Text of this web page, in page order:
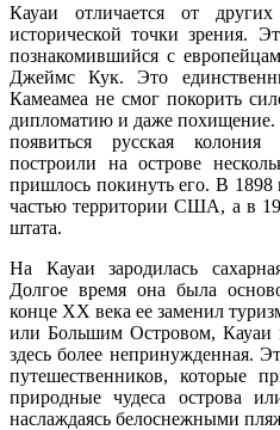
Кауаи отличается от
исторической точки зрения.
познакомившийся с
Джеймс Кук. Это
Камеамеа не смог покорить
дипломатию и даже похищение.
появиться русская
построили на острове
пришлось покинуть его. В 1898
частью территории США, а в
штата.
На Кауаи зародилась
Долгое время она была
конце XX века ее заменил
или Большим Островом, Кауаи
здесь более непринужденная.
путешественников, которые
природные чудеса острова
наслаждаясь белоснежными